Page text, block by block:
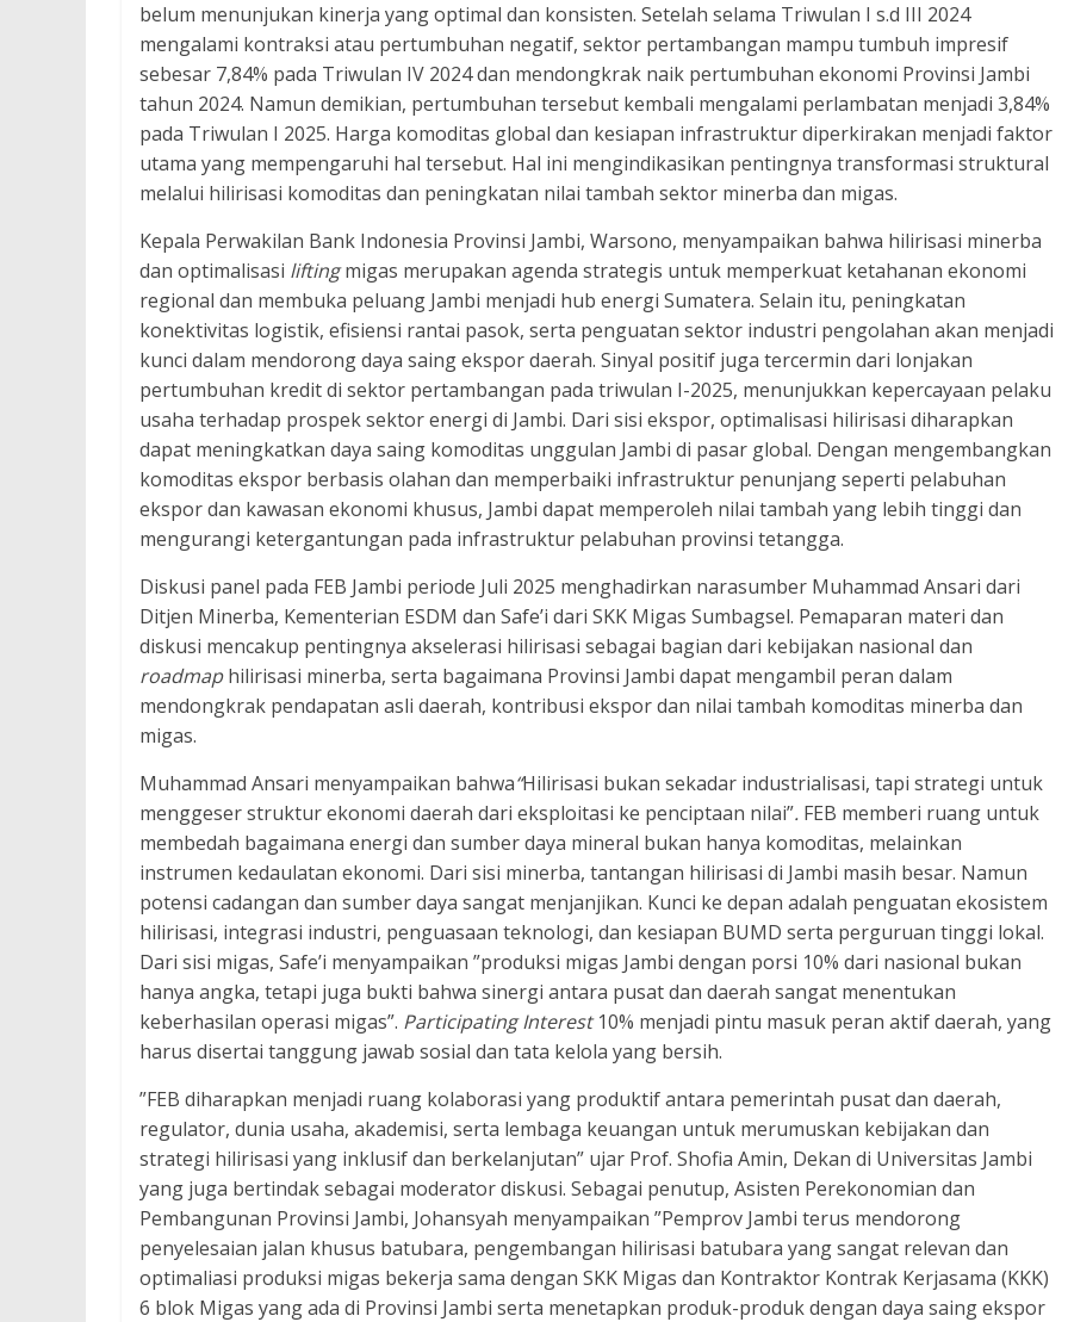
belum menunjukan kinerja yang optimal dan konsisten. Setelah selama Triwulan I s.d III 2024
mengalami kontraksi atau pertumbuhan negatif, sektor pertambangan mampu tumbuh impresif
sebesar 7,84% pada Triwulan IV 2024 dan mendongkrak naik pertumbuhan ekonomi Provinsi Jambi
tahun 2024. Namun demikian, pertumbuhan tersebut kembali mengalami perlambatan menjadi 3,84%
pada Triwulan I 2025. Harga komoditas global dan kesiapan infrastruktur diperkirakan menjadi faktor
utama yang mempengaruhi hal tersebut. Hal ini mengindikasikan pentingnya transformasi struktural
melalui hilirisasi komoditas dan peningkatan nilai tambah sektor minerba dan migas.
Kepala Perwakilan Bank Indonesia Provinsi Jambi, Warsono, menyampaikan bahwa hilirisasi minerba
dan optimalisasi liftingmigas merupakan agenda strategis untuk memperkuat ketahanan ekonomi
regional dan membuka peluang Jambi menjadi hub energi Sumatera. Selain itu, peningkatan
konektivitas logistik, efisiensi rantai pasok, serta penguatan sektor industri pengolahan akan menjadi
kunci dalam mendorong daya saing ekspor daerah. Sinyal positif juga tercermin dari lonjakan
pertumbuhan kredit di sektor pertambangan pada triwulan I-2025, menunjukkan kepercayaan pelaku
usaha terhadap prospek sektor energi di Jambi. Dari sisi ekspor, optimalisasi hilirisasi diharapkan
dapat meningkatkan daya saing komoditas unggulan Jambi di pasar global. Dengan mengembangkan
komoditas ekspor berbasis olahan dan memperbaiki infrastruktur penunjang seperti pelabuhan
ekspor dan kawasan ekonomi khusus, Jambi dapat memperoleh nilai tambah yang lebih tinggi dan
mengurangi ketergantungan pada infrastruktur pelabuhan provinsi tetangga.
Diskusi panel pada FEB Jambi periode Juli 2025 menghadirkan narasumber Muhammad Ansari dari
Ditjen Minerba, Kementerian ESDM dan Safe’i dari SKK Migas Sumbagsel. Pemaparan materi dan
diskusi mencakup pentingnya akselerasi hilirisasi sebagai bagian dari kebijakan nasional dan
roadmaphilirisasi minerba, serta bagaimana Provinsi Jambi dapat mengambil peran dalam
mendongkrak pendapatan asli daerah, kontribusi ekspor dan nilai tambah komoditas minerba dan
migas.
Muhammad Ansari menyampaikan bahwa“Hilirisasi bukan sekadar industrialisasi, tapi strategi untuk
menggeser struktur ekonomi daerah dari eksploitasi ke penciptaan nilai”. FEB memberi ruang untuk
membedah bagaimana energi dan sumber daya mineral bukan hanya komoditas, melainkan
instrumen kedaulatan ekonomi. Dari sisi minerba, tantangan hilirisasi di Jambi masih besar. Namun
potensi cadangan dan sumber daya sangat menjanjikan. Kunci ke depan adalah penguatan ekosistem
hilirisasi, integrasi industri, penguasaan teknologi, dan kesiapan BUMD serta perguruan tinggi lokal.
Dari sisi migas, Safe’i menyampaikan ”produksi migas Jambi dengan porsi 10% dari nasional bukan
hanya angka, tetapi juga bukti bahwa sinergi antara pusat dan daerah sangat menentukan
keberhasilan operasi migas”. Participating Interest10% menjadi pintu masuk peran aktif daerah, yang
harus disertai tanggung jawab sosial dan tata kelola yang bersih.
”FEB diharapkan menjadi ruang kolaborasi yang produktif antara pemerintah pusat dan daerah,
regulator, dunia usaha, akademisi, serta lembaga keuangan untuk merumuskan kebijakan dan
strategi hilirisasi yang inklusif dan berkelanjutan” ujar Prof. Shofia Amin, Dekan di Universitas Jambi
yang juga bertindak sebagai moderator diskusi. Sebagai penutup, Asisten Perekonomian dan
Pembangunan Provinsi Jambi, Johansyah menyampaikan ”Pemprov Jambi terus mendorong
penyelesaian jalan khusus batubara, pengembangan hilirisasi batubara yang sangat relevan dan
optimaliasi produksi migas bekerja sama dengan SKK Migas dan Kontraktor Kontrak Kerjasama (KKK)
6 blok Migas yang ada di Provinsi Jambi serta menetapkan produk-produk dengan daya saing ekspor